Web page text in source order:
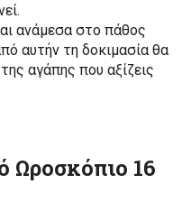
ανάμεσα στο πάθος
αυτήν τη δοκιμασία θα
αγάπης που αξίζεις
Ωροσκόπιο 16